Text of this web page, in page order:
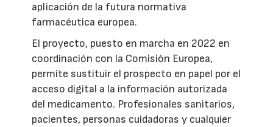
aplicación de la futura normativa
farmacéutica europea.
El proyecto, puesto en marcha en 2022 en
coordinación con la Comisión Europea,
permite sustituir el prospecto en papel por el
acceso digital a la información autorizada
del medicamento. Profesionales sanitarios,
pacientes, personas cuidadoras y cualquier